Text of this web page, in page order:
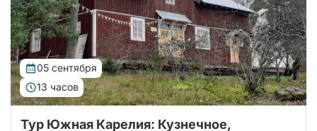
05 сентября
13 часов
Тур Южная Карелия: Кузнечное,